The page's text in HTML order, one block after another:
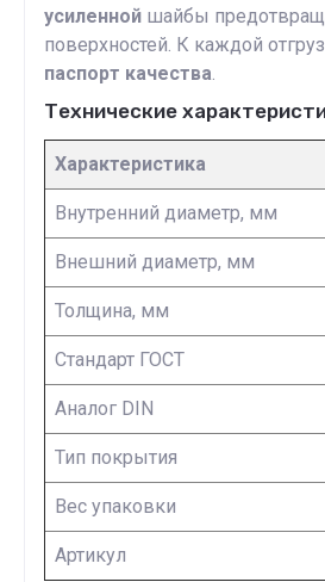
усиленной шайбы
поверхностей. К каждой
паспорт качества.
Технические
Характеристика
Внутренний диаметр, мм
Внешний диаметр, мм
Толщина, мм
Стандарт ГОСТ
Аналог DIN
Тип покрытия
Вес упаковки
Артикул